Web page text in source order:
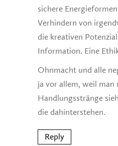
sichere
Verhindern von
die kreativen
Information. Eine
Ohnmacht und alle
ja vor allem, weil
Handlungsstränge
die dahinterstehen.
Reply